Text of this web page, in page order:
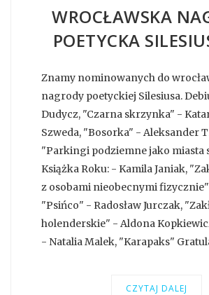
WROCŁAWSKA
POETYCKA
Znamy nominowanych do
nagrody poetyckiej Silesiusa.
Dudycz, "Czarna skrzynka" -
Szweda, "Bosorka" - Aleksander
"Parkingi podziemne jako miasta
Książka Roku: - Kamila Janiak,
z osobami nieobecnymi
"Psińco" - Radosław Jurczak,
holenderskie" - Aldona
- Natalia Malek, "Karapaks"
CZYTAJ DALEJ